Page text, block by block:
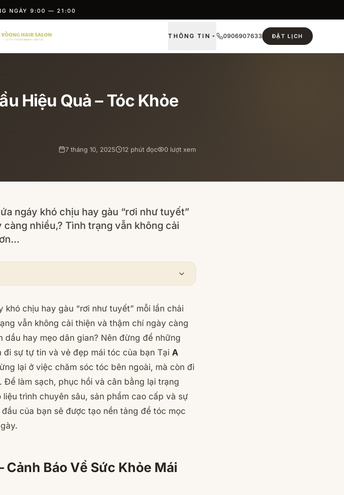
NGÀY 9:00 — 21:00
THÔNG TIN 0906907633 ĐẶT LỊCH
Hiệu Quả – Tóc Khỏe
7 tháng 10, 2025 12 phút đọc 0 lượt xem
ngáy khó chịu hay gàu “rơi như tuyết”
nhiều,? Tình trạng vẫn không cải
chịu hay gàu “rơi như tuyết” mỗi lần chải
vẫn không cải thiện và thậm chí ngày càng
dầu hay mẹo dân gian? Nên đừng để những
đi sự tự tin và vẻ đẹp mái tóc của bạn Tại A
lại ở việc chăm sóc tóc bên ngoài, mà còn đi
. Để làm sạch, phục hồi và cân bằng lại trạng
trình chuyên sâu, sản phẩm cao cấp và sự
của bạn sẽ được tạo nền tảng để tóc mọc
Cảnh Báo Về Sức Khỏe Mái